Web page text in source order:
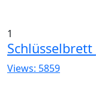
1
Schlüsselbrett
Views: 5859